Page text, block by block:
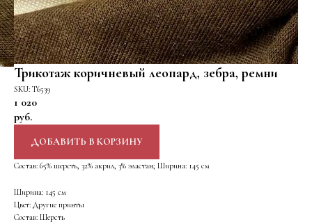
Трикотаж коричневый леопард, зебра, ремни
SKU: Т6539
1 020
руб.
ДОБАВИТЬ В КОРЗИНУ
Состав: 65% шерсть, 32% акрил, 3% эластан; Ширина: 145 см
Ширина: 145 см
Цвет: Другие принты
Состав: Шерсть